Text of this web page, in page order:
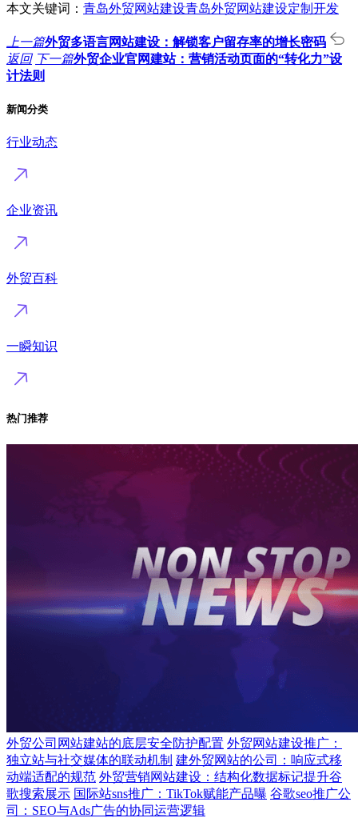
本文关键词： 青岛外贸网站建设青岛外贸网站建设定制开发
上一篇外贸多语言网站建设：解锁客户留存率的增长密码
返回 下一篇外贸企业官网建站：营销活动页面的“转化力”设
计法则
新闻分类
行业动态
企业资讯
外贸百科
一瞬知识
热门推荐
外贸公司网站建站的底层安全防护配置 外贸网站建设推广：
独立站与社交媒体的联动机制 建外贸网站的公司：响应式移
动端适配的规范 外贸营销网站建设：结构化数据标记提升谷
歌搜索展示 国际站sns推广：TikTok赋能产品曝 谷歌seo推广公
司：SEO与Ads广告的协同运营逻辑